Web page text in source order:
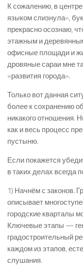
К сожалению, в
языком слизнула»,
прекрасно осознаю,
этажным и
офисные площади и
дровяные сараи мне
«развития города».
Только вот данная
более к сохранению
никакого отношения.
как и весь процесс
пустыню.
Если покажется
в таких делах всегда
1) Начнём с законов.
описывает
городские кварталы
Ключевые этапы —
градостроительный
каждом из этапов,
слушания.